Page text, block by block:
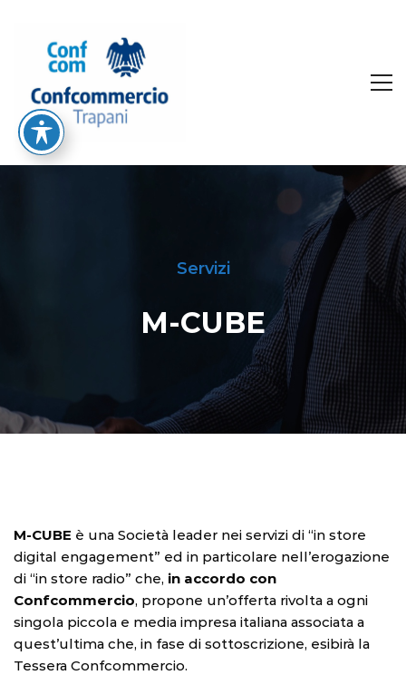
Servizi
M-CUBE
M-CUBE è una Società leader nei servizi di “in store
digital engagement” ed in particolare nell’erogazione
di “in store radio” che, in accordo con
Confcommercio, propone un’offerta rivolta a ogni
singola piccola e media impresa italiana associata a
quest’ultima che, in fase di sottoscrizione, esibirà la
Tessera Confcommercio.